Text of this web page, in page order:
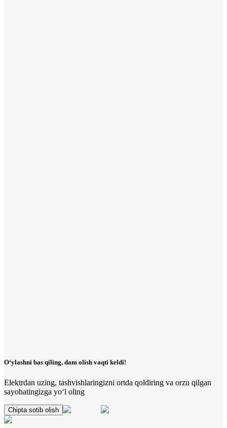
O‘ylashni bas qiling, dam olish vaqti keldi!
Elektrdan uzing, tashvishlaringizni ortda qoldiring va orzu qilgan
sayohatingizga yo‘l oling
Chipta sotib olish